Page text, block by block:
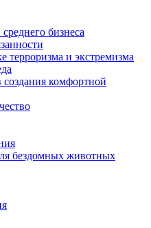
бизнеса
терроризма и экстремизма
комфортной
бездомных животных